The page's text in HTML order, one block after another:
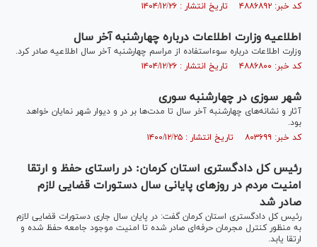
کد خبر: ۴۸۸۶۸۹۲ تاریخ انتشار : ۱۴۰۴/۱۲/۲۶
اطلاعیه وزارت اطلاعات درباره چهارشنبه آخر سال
وزارت اطلاعات درباره سوءاستفاده از مراسم چهارشنبه آخر سال اطلاعیه صادر کرد.
کد خبر: ۴۸۸۶۸۰۰ تاریخ انتشار : ۱۴۰۴/۱۲/۲۶
شهر سوزی در چهارشنبه سوری
آثار و نشانه‌های چهارشنبه آخر سال تا مدت‌ها بر در و دیوار شهر نمایان خواهد
بود.
کد خبر: ۸۰۳۶۹۹ تاریخ انتشار : ۱۴۰۰/۱۲/۲۵
رئیس کل دادگستری استان کرمان: در راستای حفظ و ارتقا
امنیت مردم در روز‌های پایانی سال دستورات قضایی لازم
صادر شد
رئیس کل دادگستری استان کرمان گفت: در پایان سال جاری دستورات قضایی لازم
به منظور کنترل مجرمان حرفه‌ای صادر شده تا امنیت موجود جامعه حفظ شده و
ارتقا یابد.